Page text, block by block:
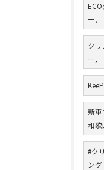
ー,
ク
ー,
新車
和歌
#ク
ン